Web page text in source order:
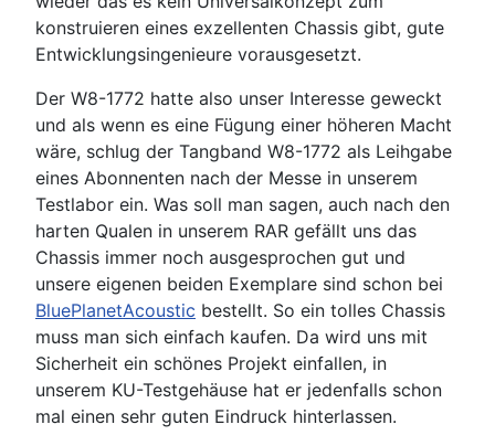
konstruieren eines exzellenten Chassis gibt, gute
Entwicklungsingenieure vorausgesetzt.
Der W8-1772 hatte also unser Interesse geweckt
und als wenn es eine Fügung einer höheren Macht
wäre, schlug der Tangband W8-1772 als Leihgabe
eines Abonnenten nach der Messe in unserem
Testlabor ein. Was soll man sagen, auch nach den
harten Qualen in unserem RAR gefällt uns das
Chassis immer noch ausgesprochen gut und
unsere eigenen beiden Exemplare sind schon bei
BluePlanetAcoustic bestellt. So ein tolles Chassis
muss man sich einfach kaufen. Da wird uns mit
Sicherheit ein schönes Projekt einfallen, in
unserem KU-Testgehäuse hat er jedenfalls schon
mal einen sehr guten Eindruck hinterlassen.